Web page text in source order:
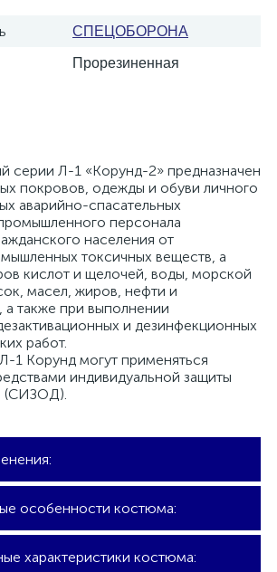
СПЕЦОБОРОНА
Прорезиненная
серии Л-1 «Корунд-2» предназначен
покровов, одежды и обуви личного
аварийно-спасательных
персонала
населения от
токсичных веществ, а
кислот и щелочей, воды, морской
масел, жиров, нефти и
а также при выполнении
и дезинфекционных
работ.
1 Корунд могут применяться
индивидуальной защиты
(СИЗОД).
отравляющими
и АХОВ;
особенности костюма:
и заканчиваются они петлями,
характеристики костюма: